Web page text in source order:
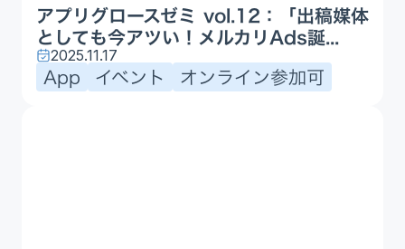
アプリグロースゼミ vol.12：「出稿媒体
としても今アツい！メルカリAds誕...
2025.11.17
App イベント オンライン参加可